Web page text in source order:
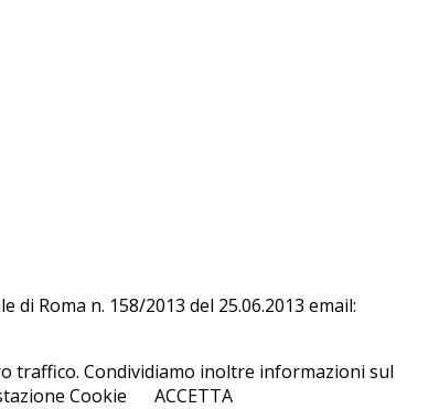
Roma n. 158/​2013 del 25.06.2013 email:
traffico. Condividiamo inoltre informazioni sul
Cookie
ACCETTA